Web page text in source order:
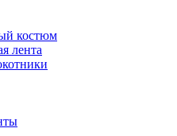
костюм
лента